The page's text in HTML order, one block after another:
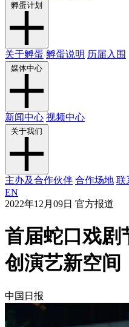
孵蛋计划
关于孵蛋 孵蛋说明 历届入围
媒体中心
新闻中心 视频中心
关于我们
主办及合作伙伴 合作场地 联
EN
2022年12月09日 官方报道
首届蛇口戏剧
创演艺新空间
中国日报